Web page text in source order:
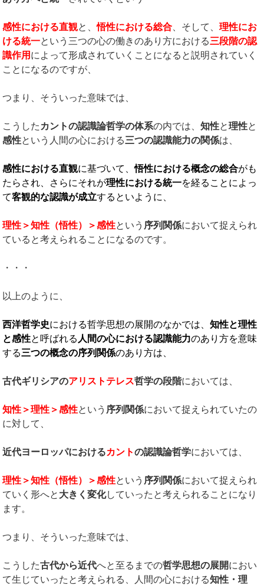
感性における直観と、悟性における総合、そして、理性にお
ける統一という三つの心の働きのあり方における三段階の認
識作用 によって形成されていくことになると説明されていく
ことになるのですが、
つまり、そういった意味では、
こうしたカントの認識論哲学の体系の内では、知性と理性と
感性という人間の心における三つの認識能力の関係は、
感性における直観に基づいて、悟性における概念の総合がも
たらされ、さらにそれが理性における統一を経ることによっ
て客観的な認識が成立するといように、
理性＞知性（悟性）＞感性という 序列関係において捉えられ
ていると考えられることになるのです。
・・・
以上のように、
西洋哲学史における哲学思想の展開のなかでは、知性と理性
と感性と呼ばれる 人間の心における認識能力のあり方を意味
する三つの概念の序列関係のあり方は、
古代ギリシアのアリストテレス哲学の段階においては、
知性＞理性＞感性という 序列関係において捉えられていたの
に対して、
近代ヨーロッパにおけるカントの認識論哲学においては、
理性＞知性（悟性）＞感性という 序列関係において捉えられ
ていく形へと 大きく変化していったと考えられることになり
ます。
つまり、そういった意味では、
こうした古代から近代へと至るまでの哲学思想の展開におい
て生じていったと考えられる、人間の心における知性・理